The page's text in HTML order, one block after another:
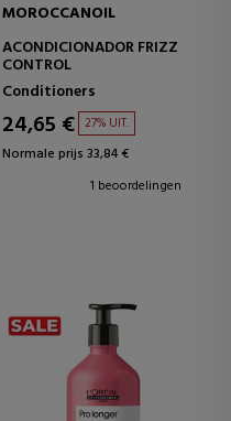
MOROCCANOIL
ACONDICIONADOR FRIZZ
CONTROL
Conditioners
24,65 € 27% UIT.
Normale prijs 33,84 €
1 beoordelingen